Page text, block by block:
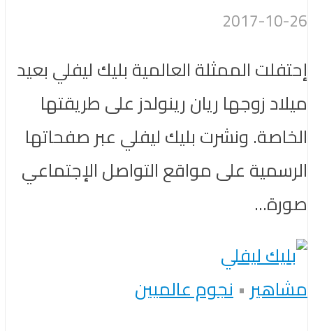
2017-10-26
إحتفلت الممثلة العالمية بليك ليفلي بعيد
ميلاد زوجها ريان رينولدز على طريقتها
الخاصة. ونشرت بليك ليفلي عبر صفحاتها
الرسمية على مواقع التواصل الإجتماعي
صورة...
مشاهير•نجوم عالميين